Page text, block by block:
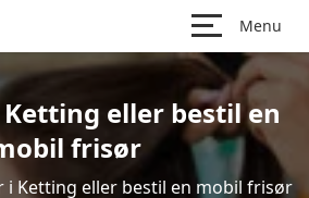
Menu
eller bestil en
frisør
i Ketting eller bestil en mobil frisør